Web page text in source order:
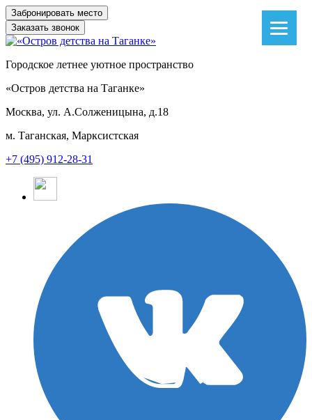
Заказать звонок
Городское летнее уютное пространство
«Остров детства на Таганке»
Москва, ул. А.Солженицына, д.18
м. Таганская, Марксистская
+7 (495) 912-28-31